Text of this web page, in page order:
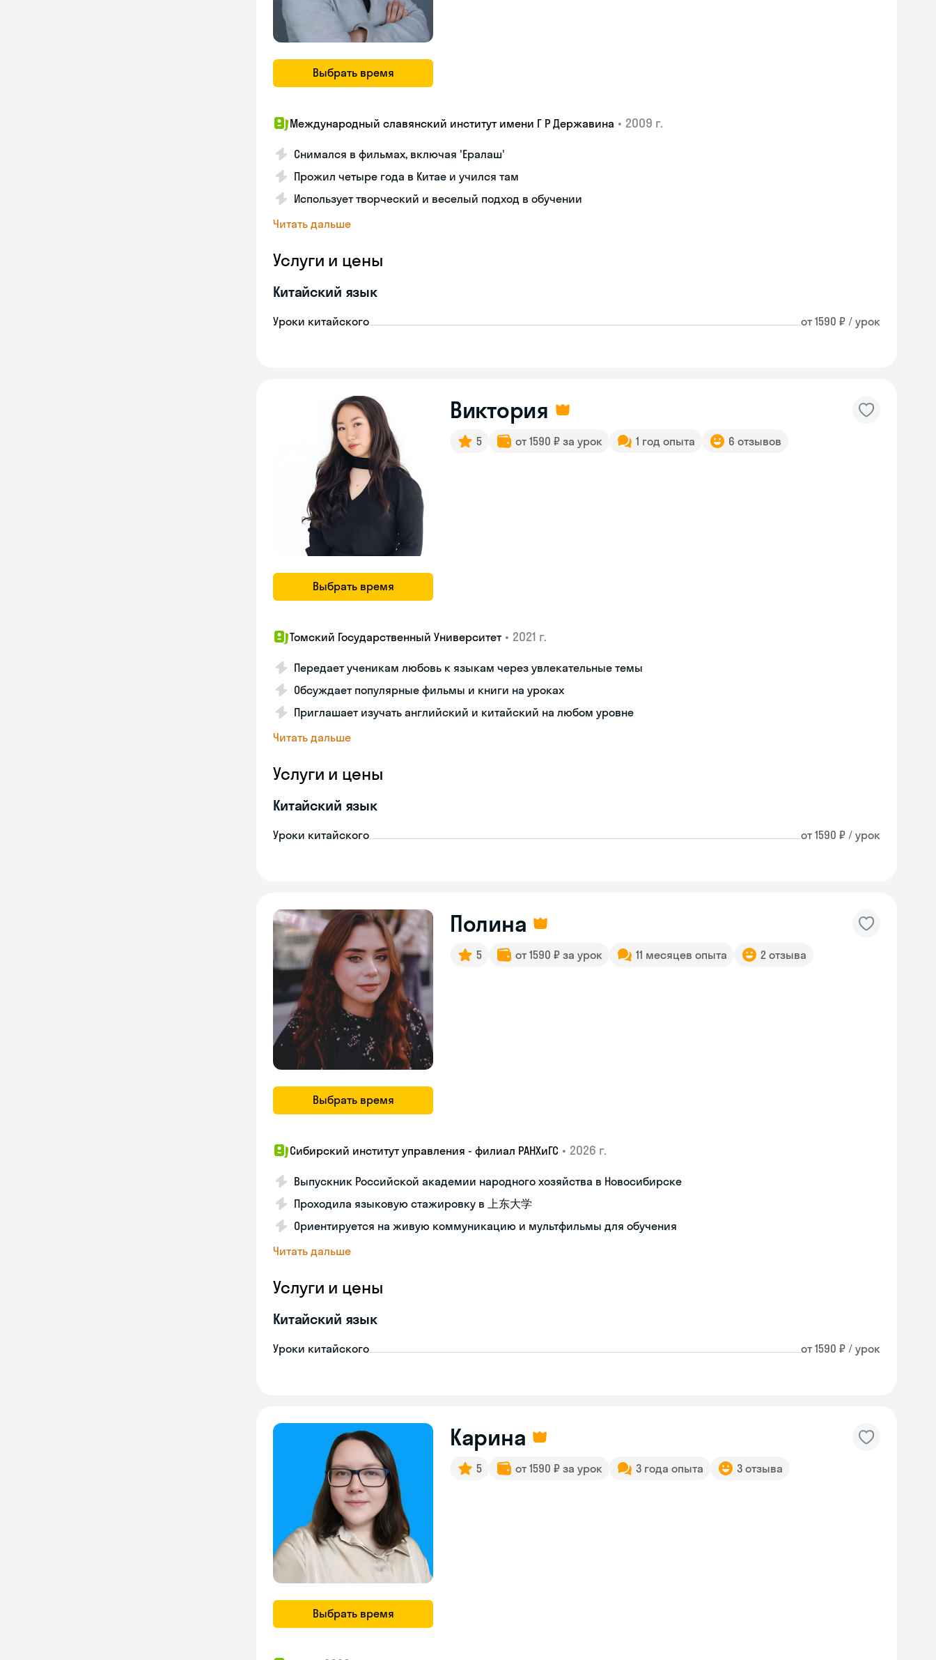
Выбрать время
Международный славянский институт имени Г Р Державина • 2009 г.
Снимался в фильмах, включая 'Ералаш'
Прожил четыре года в Китае и учился там
Использует творческий и веселый подход в обучении
Читать дальше
Услуги и цены
Китайский язык
Уроки китайского от 1590 ₽ / урок
Выбрать время
Виктория
5 от 1590 ₽ за урок 1 год опыта 6 отзывов
Томский Государственный Университет • 2021 г.
Передает ученикам любовь к языкам через увлекательные темы
Обсуждает популярные фильмы и книги на уроках
Приглашает изучать английский и китайский на любом уровне
Читать дальше
Услуги и цены
Китайский язык
Уроки китайского от 1590 ₽ / урок
Выбрать время
Полина
5 от 1590 ₽ за урок 11 месяцев опыта 2 отзыва
Сибирский институт управления - филиал РАНХиГС • 2026 г.
Выпускник Российской академии народного хозяйства в Новосибирске
Проходила языковую стажировку в 上东大学
Ориентируется на живую коммуникацию и мультфильмы для обучения
Читать дальше
Услуги и цены
Китайский язык
Уроки китайского от 1590 ₽ / урок
Выбрать время
Карина
5 от 1590 ₽ за урок 3 года опыта 3 отзыва